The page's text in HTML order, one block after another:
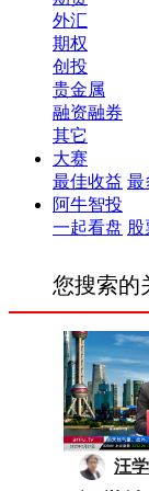
外汇
期权
创投
贵金属
融资融券
其它
大赛
最佳收益 最
阿牛智投
一起看盘 股
您搜索的
汪